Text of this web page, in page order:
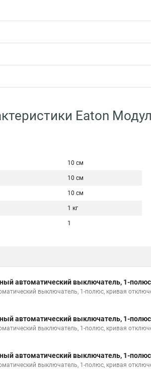
Eaton
10 см
10 см
10 см
1 кг
1
автоматический выключатель, 1-
выключатель, 1-полюс, кривая
автоматический выключатель, 1-
выключатель, 1-полюс, кривая
автоматический выключатель, 1-
выключатель, 1-полюс, кривая